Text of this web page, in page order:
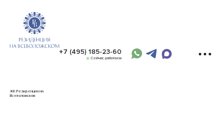
ЖК Резиденция на
Всеволожском
+7 (495) 185-23-60
Сейчас работаем